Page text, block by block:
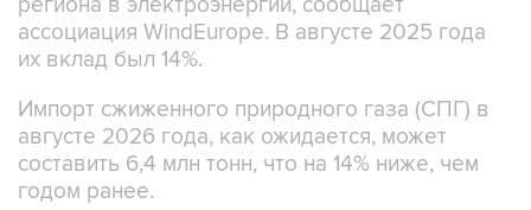
региона в электроэнергии, сообщает
ассоциация WindEurope. В августе 2025 года
их вклад был 14%.
Импорт сжиженного природного газа (СПГ) в
августе 2026 года, как ожидается, может
составить 6,4 млн тонн, что на 14% ниже, чем
годом ранее.